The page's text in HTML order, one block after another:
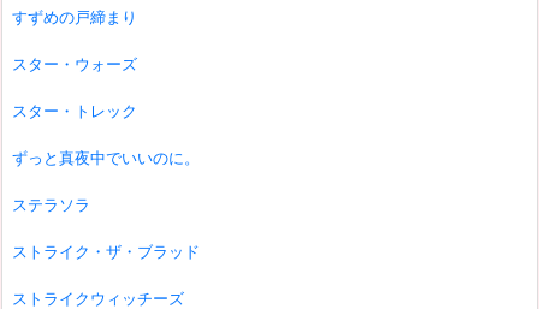
すずめの戸締まり
スター・ウォーズ
スター・トレック
ずっと真夜中でいいのに。
ステラソラ
ストライク・ザ・ブラッド
ストライクウィッチーズ